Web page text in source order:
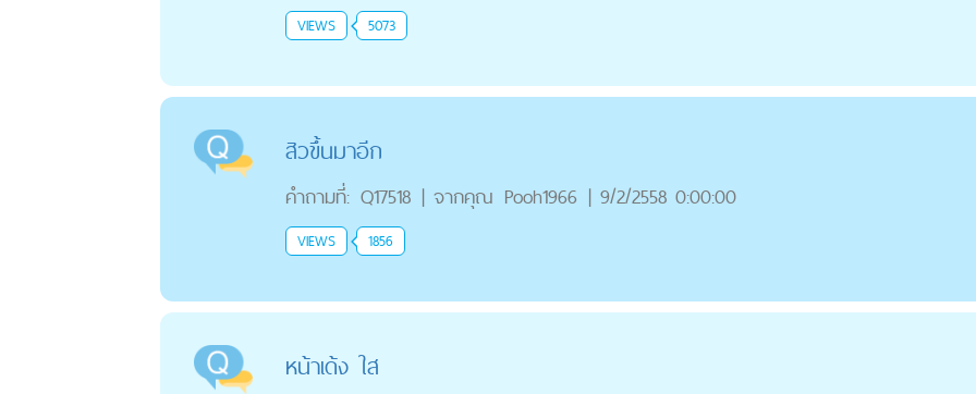
VIEWS 5073
สิวขึ้นมาอีก
คำถามที่: Q17518 | จากคุณ Pooh1966 | 9/2/2558 0:00:00
VIEWS 1856
หน้าเด้ง ใส